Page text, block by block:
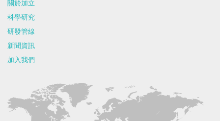
關於加立
科學研究
研發管線
新聞資訊
加入我們